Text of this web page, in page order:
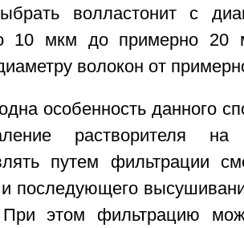
волластонит с
10 мкм до примерно 20
волокон от
особенность данного
растворителя
путем фильтрации
последующего
При этом фильтрацию